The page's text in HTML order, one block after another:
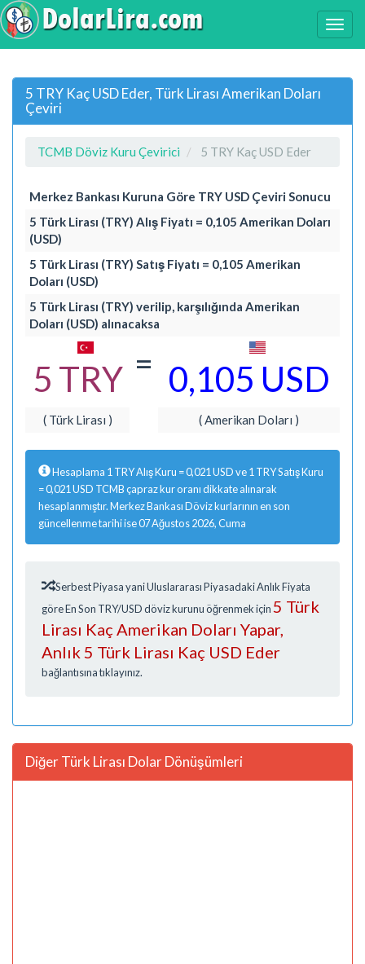
5 TRY Kaç USD Eder, Türk Lirası Amerikan Doları
Çeviri
TCMB Döviz Kuru Çevirici 5 TRY Kaç USD Eder
Merkez Bankası Kuruna Göre TRY USD Çeviri Sonucu
5 Türk Lirası (TRY) Alış Fiyatı = 0,105 Amerikan Doları
(USD)
5 Türk Lirası (TRY) Satış Fiyatı = 0,105 Amerikan
Doları (USD)
5 Türk Lirası (TRY) verilip, karşılığında Amerikan
Doları (USD) alınacaksa
5 TRY = 0,105 USD
( Türk Lirası ) ( Amerikan Doları )
Hesaplama 1 TRY Alış Kuru = 0,021 USD ve 1 TRY Satış Kuru
= 0,021 USD TCMB çapraz kur oranı dikkate alınarak
hesaplanmıştır. Merkez Bankası Döviz kurlarının en son
güncellenme tarihi ise 07 Ağustos 2026, Cuma
Serbest Piyasa yani Uluslararası Piyasadaki Anlık Fiyata
göre En Son TRY/USD döviz kurunu öğrenmek için 5 Türk
Lirası Kaç Amerikan Doları Yapar,
Anlık 5 Türk Lirası Kaç USD Eder
bağlantısına tıklayınız.
Diğer Türk Lirası Dolar Dönüşümleri